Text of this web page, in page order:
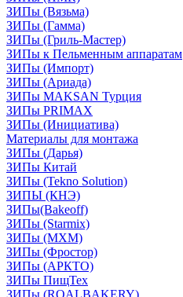
ЗИПы (Вязьма)
ЗИПы (Гамма)
ЗИПы (Гриль-Мастер)
ЗИПы к Пельменным аппаратам
ЗИПы (Импорт)
ЗИПы (Ариада)
ЗИПы MAKSAN Турция
ЗИПы PRIMAX
ЗИПы (Инициатива)
Материалы для монтажа
ЗИПы (Дарья)
ЗИПы Китай
ЗИПы (Tekno Solution)
ЗИПЫ (КНЭ)
ЗИПы(Bakeoff)
ЗИПы (Starmix)
ЗИПы (МХМ)
ЗИПы (Фростор)
ЗИПы (АРКТО)
ЗИПы ПищТех
ЗИПы (ROALBAKERY)